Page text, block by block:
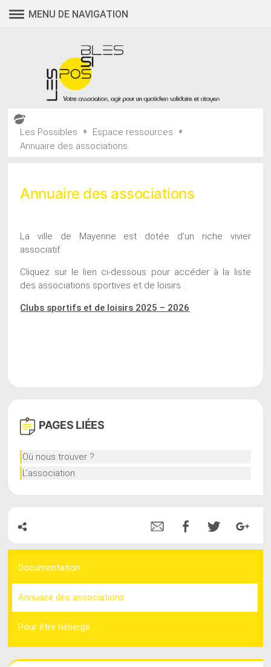
MENU DE NAVIGATION
Les Possibles • Espace ressources •
Annuaire des associations
Annuaire des associations
La ville de Mayenne est dotée d’un riche vivier
associatif.
Cliquez sur le lien ci-dessous pour accéder à la liste
des associations sportives et de loisirs :
Clubs sportifs et de loisirs 2025 – 2026
PAGES LIÉES
Où nous trouver ?
L’association
Documentation
Annuaire des associations
Pour être hébergé